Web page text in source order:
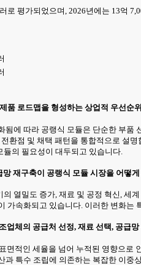
로 평가되었으며, 2026년에는 13억
품 로드맵을 형성하는 상업적 우선
됨에 따라 공랭식 모듈은 단순한 부
환점 및 채택 패턴을 통합적으로 설
의 필요성이 대두되고 있습니다.
재구축이 공랭식 모듈 시장을 어떻
열밀도 증가, 재료 및 공정 혁신, 세
가속화되고 있습니다. 이러한 변화
업체의 공급처 선정, 재료 선택, 공급
면적인 세율을 넘어 누적된 영향으로
과 특수 조립에 의존하는 복잡한 이